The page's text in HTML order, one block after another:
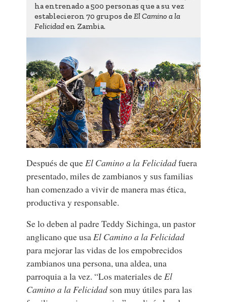
ha entrenado a 500 personas que a su vez
establecieron 70 grupos deEl Camino a la
Felicidaden Zambia.
Después de que El Camino a la Felicidadfuera
presentado, miles de zambianos y sus familias
han comenzado a vivir de manera mas ética,
productiva y responsable.
Se lo deben al padre Teddy Sichinga, un pastor
anglicano que usa El Camino a la Felicidad
para mejorar las vidas de los empobrecidos
zambianos una persona, una aldea, una
parroquia a la vez. “Los materiales de El
Camino a la Felicidadson muy útiles para las